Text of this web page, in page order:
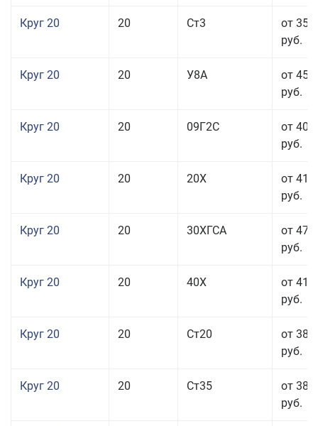
Круг 20 20 Ст3
от 35
руб.
Круг 20 20 У8А
от 45
руб.
Круг 20 20 09Г2С
от 40
руб.
Круг 20 20 20Х
от 41
руб.
Круг 20 20 30ХГСА
от 47
руб.
Круг 20 20 40Х
от 41
руб.
Круг 20 20 Ст20
от 38
руб.
Круг 20 20 Ст35
от 38
руб.